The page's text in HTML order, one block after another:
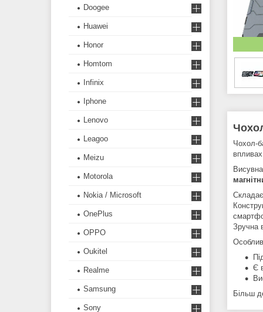
Чохол-
Зручна
Є
Більш
Doogee
Huawei
Honor
Homtom
Infinix
Iphone
Lenovo
Leagoo
Meizu
Motorola
Nokia / Microsoft
OnePlus
OPPO
Oukitel
Realme
Samsung
Sony